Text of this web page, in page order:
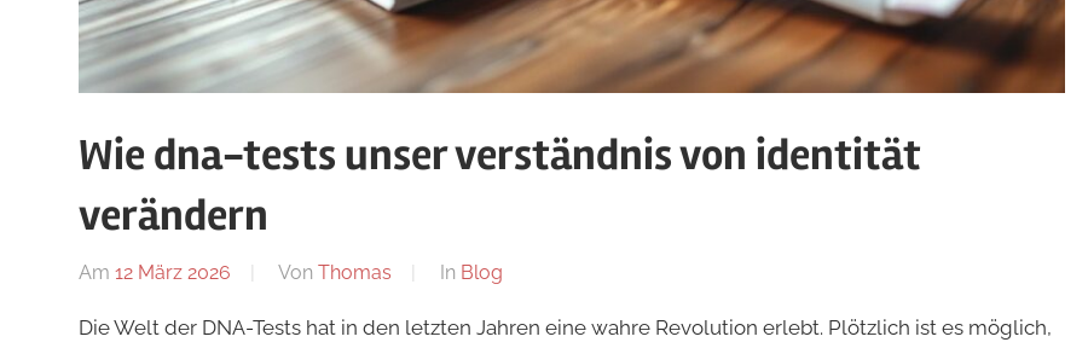
Wie dna-tests unser verständnis von identität
verändern
Am 12 März 2026 Von Thomas In Blog
Die Welt der DNA-Tests hat in den letzten Jahren eine wahre Revolution erlebt. Plötzlich ist es möglich,